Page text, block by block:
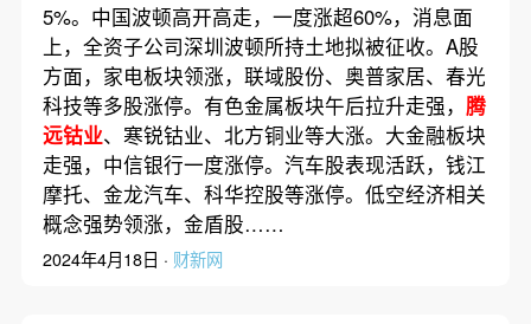
5%。中国波顿高开高走，一度涨超60%，消息面
上，全资子公司深圳波顿所持土地拟被征收。A股
方面，家电板块领涨，联域股份、奥普家居、春光
科技等多股涨停。有色金属板块午后拉升走强， 腾
远钴业、寒锐钴业、北方铜业等大涨。大金融板块
走强，中信银行一度涨停。汽车股表现活跃，钱江
摩托、金龙汽车、科华控股等涨停。低空经济相关
概念强势领涨，金盾股……
2024年4月18日 · 财新网